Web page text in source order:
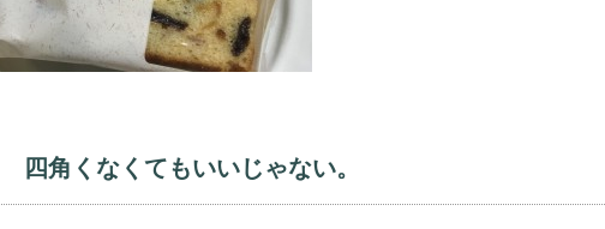
四角くなくてもいいじゃない。